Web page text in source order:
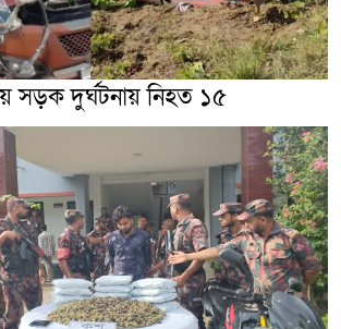
সড়ক দুর্ঘটনায় নিহত ১৫